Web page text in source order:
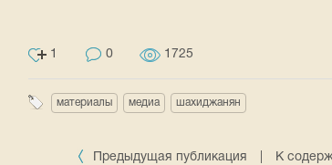
1 0 1725
материалы медиа шахиджанян
Предыдущая публикация К